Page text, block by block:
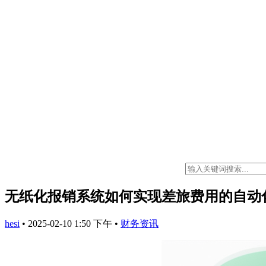
无纸化报销系统如何实现差旅费用的自动
hesi • 2025-02-10 1:50 下午 • 财务资讯